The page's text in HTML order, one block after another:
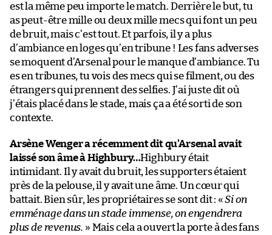
est la même peu importe le match. Derrière le but, tu
as peut-être mille ou deux mille mecs qui font un peu
de bruit, mais c’est tout. Et parfois, il y a plus
d’ambiance en loges qu’en tribune ! Les fans adverses
se moquent d’Arsenal pour le manque d’ambiance. Tu
es en tribunes, tu vois des mecs qui se filment, ou des
étrangers qui prennent des selfies. J’ai juste dit où
j’étais placé dans le stade, mais ça a été sorti de son
contexte.
Arsène Wenger a récemment dit qu’Arsenal avait
laissé son âme à Highbury…Highbury était
intimidant. Il y avait du bruit, les supporters étaient
près de la pelouse, il y avait une âme. Un cœur qui
battait. Bien sûr, les propriétaires se sont dit : «Si on
emménage dans un stade immense, on engendrera
plus de revenus. » Mais cela a ouvert la porte à des fans